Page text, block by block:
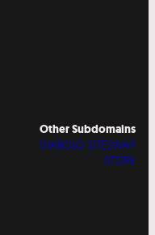
Other Subdomains
DIABOLO SITESWAP
STORE